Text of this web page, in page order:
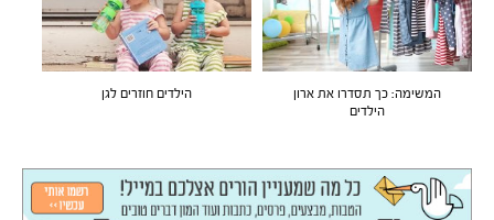
המשימה: כך תסדרו את ארון
הילדים
הילדים חוזרים לגן